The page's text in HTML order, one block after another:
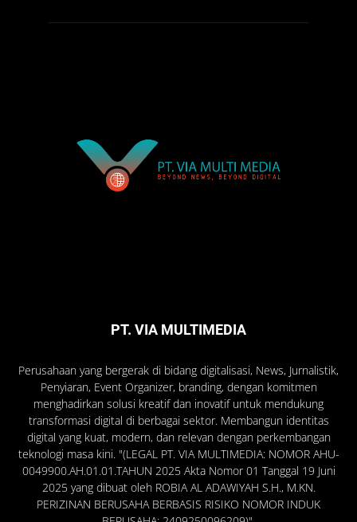
PT. VIA MULTIMEDIA
Perusahaan yang bergerak di bidang digitalisasi, News, Jurnalistik,
Penyiaran, Event Organizer, branding, dengan komitmen
menghadirkan solusi kreatif dan inovatif untuk mendukung
transformasi digital di berbagai sektor. Membangun identitas
digital yang kuat, modern, dan relevan dengan perkembangan
teknologi masa kini. "(LEGAL PT. VIA MULTIMEDIA: NOMOR AHU-
0049900.AH.01.01.TAHUN 2025 Akta Nomor 01 Tanggal 19 Juni
2025 yang dibuat oleh ROBIA AL ADAWIYAH S.H., M.KN.
PERIZINAN BERUSAHA BERBASIS RISIKO NOMOR INDUK